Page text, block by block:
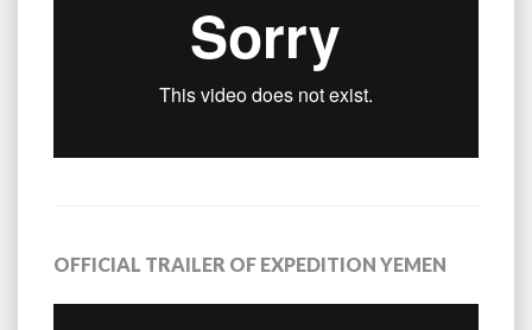
OFFICIAL TRAILER OF EXPEDITION YEMEN